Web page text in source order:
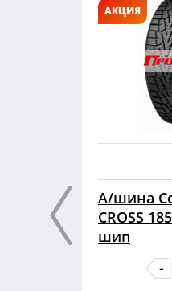
АКЦИЯ
А/шина
CROSS
шип
-